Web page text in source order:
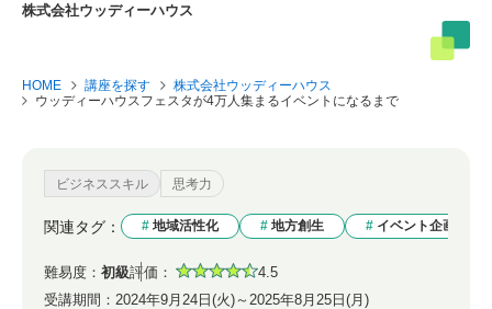
株式会社ウッディーハウス
HOME 講座を探す
株式会社ウッディーハウス
ウッディーハウスフェスタが4万人集まるイベントになるまで
ビジネススキル 思考力
関連タグ： 地域活性化 地方創生 イベント企画
難易度： 初級評価：
4.5
受講期間： 2024年9月24日(火)～2025年8月25日(月)